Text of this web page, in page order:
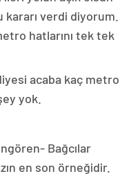
kararı verdi diyorum.
hatlarını tek tek
acaba kaç metro
yok.
Bağcılar
en son örneğidir.